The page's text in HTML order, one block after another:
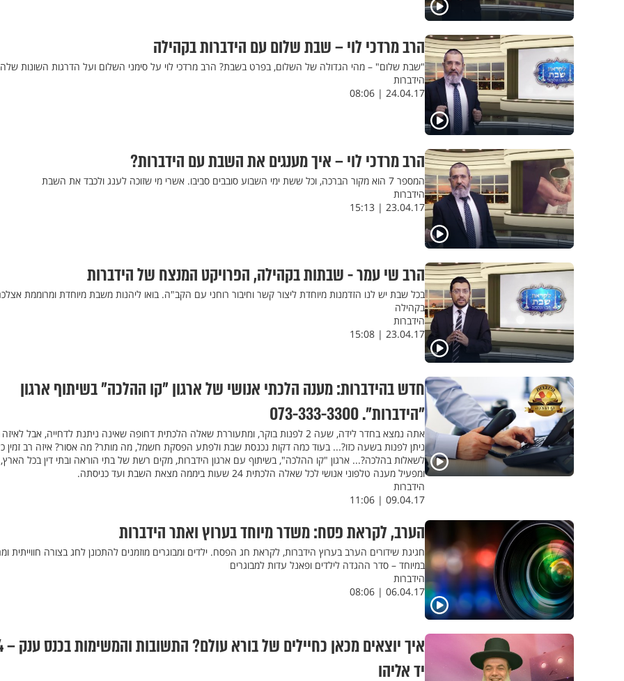
הרב מרדכי לוי – שבת שלום עם הידברות בקהילה
"שבת שלום" – מהי הגדולה של השלום, בפרט בשבת? הרב מרדכי לוי על סימני השלום ועל הדרגות השונות
הידברות
24.04.17 | 08:06
הרב מרדכי לוי – איך מענגים את השבת עם הידברות?
המספר 7 הוא מקור הברכה, וכל ששת ימי השבוע סובבים סביבו. אשרי מי שזוכה לענג ולכבד את השבת
הידברות
23.04.17 | 15:13
הרב שי עמר - שבתות בקהילה, הפרויקט המנצח של הידברות
בכל שבת יש לנו הזדמנות מיוחדת ליצור קשר וחיבור רוחני עם הקב"ה. בואו ליהנות משבת מיוחדת ומרוממת
בקהילה
הידברות
23.04.17 | 15:08
חדש בהידברות: מענה הלכתי אנושי של ארגון "קו ההלכה" בשיתוף ארגון
"הידברות". 073-333-3300
אתה נמצא בחדר לידה, שעה 2 לפנות בוקר, ומתעוררת שאלה הלכתית דחופה שאינה ניתנת לדחייה, אבל
ניתן לפנות בשעה כזו?... בעוד כמה דקות נכנסת שבת ולפתע הפסקת חשמל, מה מותר? מה אסור? איזה רב זמין
לשאלות בהלכה?... ארגון "קו ההלכה", בשיתוף עם ארגון הידברות, מקים רשת של בתי הוראה ובתי דין בכל הארץ,
ומפעיל מענה טלפוני אנושי לכל שאלה הלכתית 24 שעות ביממה מצאת השבת ועד כניסתה.
הידברות
09.04.17 | 11:06
הערב, לקראת פסח: משדר מיוחד בערוץ ואתר הידברות
חגיגת שידורים הערב בערוץ הידברות, לקראת חג הפסח. ילדים ומבוגרים מוזמנים להתכונן לחג בצורה חווייתית
במיוחד – סדר ההגדה לילדים ופאנל עדות למבוגרים
הידברות
06.04.17 | 08:06
יד אליהו